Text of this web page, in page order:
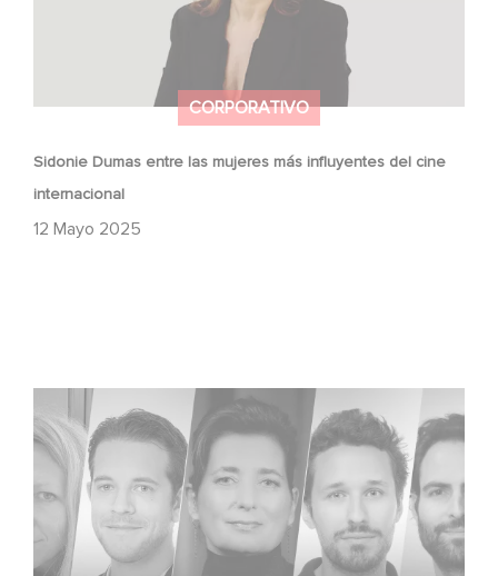
CORPORATIVO
Sidonie Dumas entre las mujeres más influyentes del cine
internacional
12 Mayo 2025
Gaumont celebra a los talentos del mañana en el Nikon
Film Festival